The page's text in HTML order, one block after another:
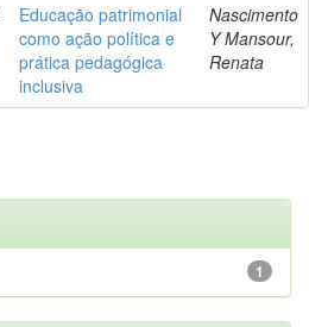
Educação patrimonial
como ação política e
prática pedagógica
inclusiva
Nascimento
Y Mansour,
Renata
1